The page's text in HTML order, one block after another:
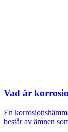
Vad är
En
består av ämnen